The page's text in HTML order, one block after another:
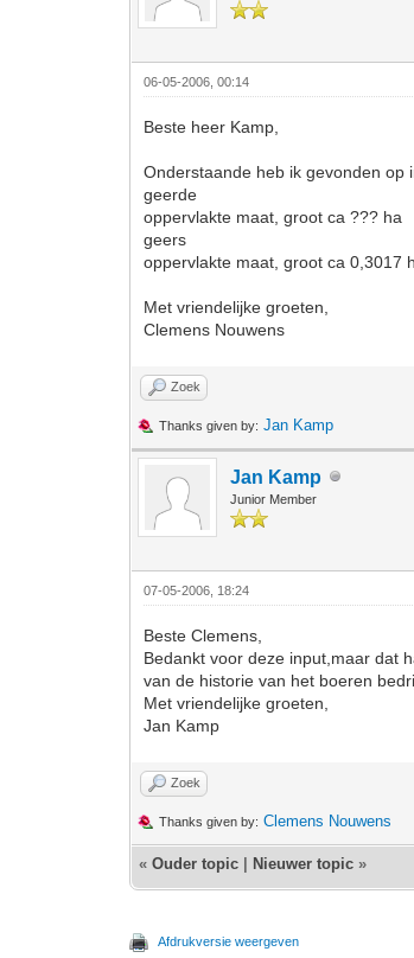
06-05-2006, 00:14
Beste heer Kamp,
Onderstaande heb ik gevonden op
geerde
oppervlakte maat, groot ca ??? ha
geers
oppervlakte maat, groot ca 0,3017
Met vriendelijke groeten,
Clemens Nouwens
Zoek
Thanks given by: Jan Kamp
Jan Kamp
Junior Member
07-05-2006, 18:24
Beste Clemens,
Bedankt voor deze input,maar dat
van de historie van het boeren
Met vriendelijke groeten,
Jan Kamp
Zoek
Thanks given by: Clemens Nouwens
«Ouder topic Nieuwer topic »
Afdrukversie weergeven